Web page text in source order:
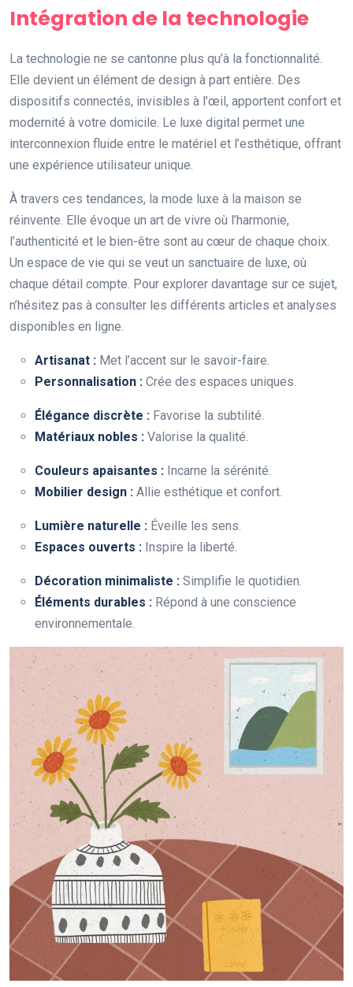
Intégration de la technologie
La technologie ne se cantonne plus qu’à la fonctionnalité.
Elle devient un élément de design à part entière. Des
dispositifs connectés, invisibles à l’œil, apportent confort et
modernité à votre domicile. Le luxe digital permet une
interconnexion fluide entre le matériel et l’esthétique, offrant
une expérience utilisateur unique.
À travers ces tendances, la mode luxe à la maison se
réinvente. Elle évoque un art de vivre où l’harmonie,
l’authenticité et le bien-être sont au cœur de chaque choix.
Un espace de vie qui se veut un sanctuaire de luxe, où
chaque détail compte. Pour explorer davantage sur ce sujet,
n’hésitez pas à consulter les différents articles et analyses
disponibles en ligne.
Artisanat : Met l’accent sur le savoir-faire.
Personnalisation : Crée des espaces uniques.
Élégance discrète : Favorise la subtilité.
Matériaux nobles : Valorise la qualité.
Couleurs apaisantes : Incarne la sérénité.
Mobilier design : Allie esthétique et confort.
Lumière naturelle : Éveille les sens.
Espaces ouverts : Inspire la liberté.
Décoration minimaliste : Simplifie le quotidien.
Éléments durables : Répond à une conscience
environnementale.